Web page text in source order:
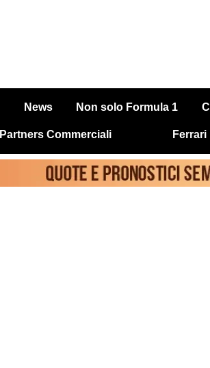
News Non solo Formula 1
Partners Commerciali Ferrari